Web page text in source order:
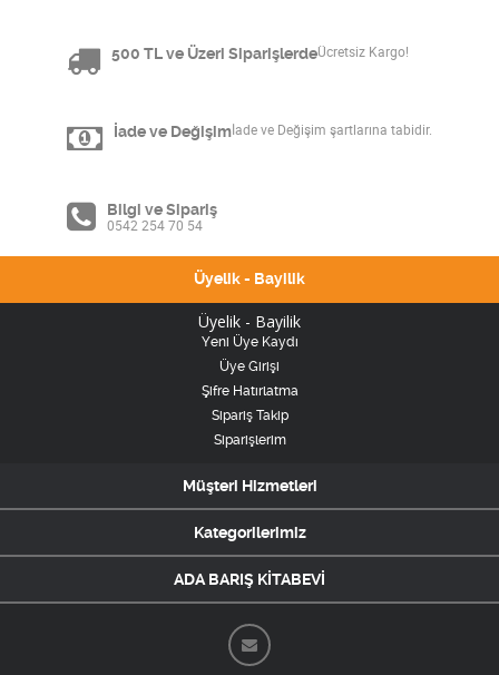
500 TL ve Üzeri SiparişlerdeÜcretsiz Kargo!
İade ve Değişim İade ve Değişim şartlarına tabidir.
Bilgi ve Sipariş
0542 254 70 54
Üyelik - Bayilik
Üyelik - Bayilik
Yeni Üye Kaydı
Üye Girişi
Şifre Hatırlatma
Sipariş Takip
Siparişlerim
Müşteri Hizmetleri
Kategorilerimiz
ADA BARIŞ KİTABEVİ